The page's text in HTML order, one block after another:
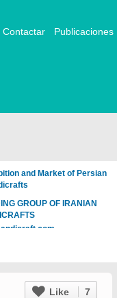
Contactar Publicaciones
and Market of Persian
GROUP OF IRANIAN
Like 7